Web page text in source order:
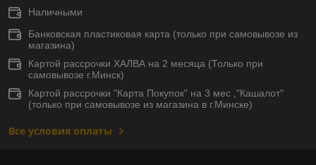
Наличными
Банковская пластиковая карта (только при самовывозе из
магазина)
Картой рассрочки ХАЛВА на 2 месяца (Только при
самовывозе г.Минск)
Картой рассрочки "Карта Покупок" на 3 мес ,"Кашалот"
(только при самовывозе из магазина в г.Минске)
Все условия оплаты